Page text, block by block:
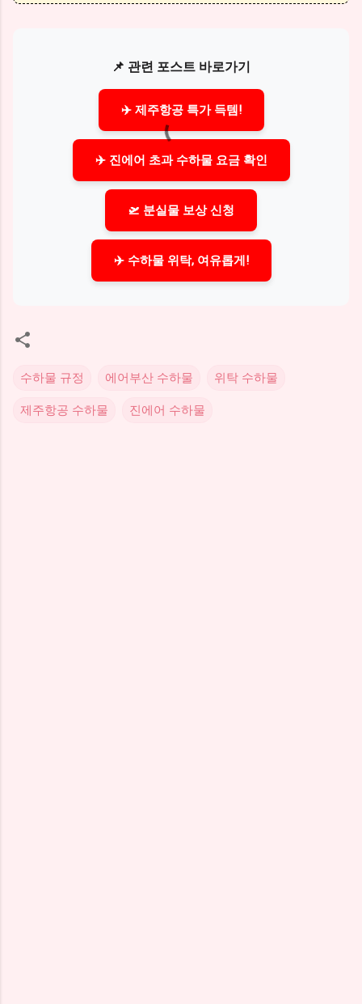
📌 관련 포스트 바로가기
✈️ 제주항공 특가 득템!
✈️ 진에어 초과 수하물 요금 확인
🛫 분실물 보상 신청
✈️ 수하물 위탁, 여유롭게!
수하물 규정 에어부산 수하물 위탁 수하물
제주항공 수하물 진에어 수하물